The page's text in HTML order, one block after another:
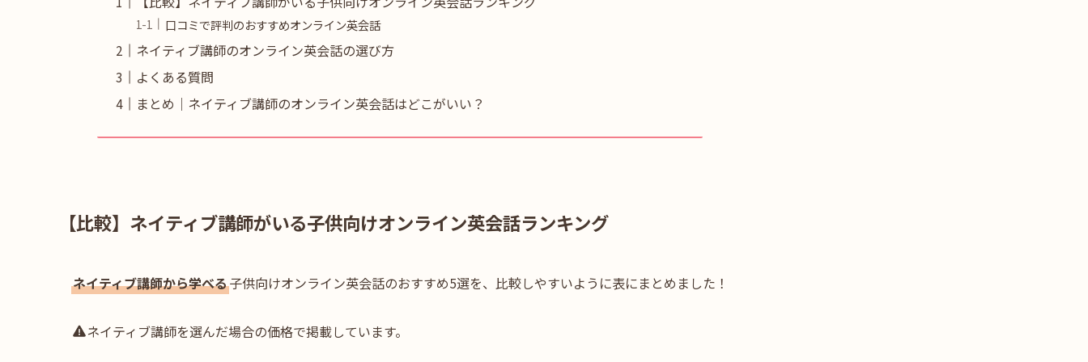
口コミで評判のおすすめオンライン英会話
ネイティブ講師のオンライン英会話の選び方
よくある質問
まとめ｜ネイティブ講師のオンライン英会話はどこがいい？
【比較】ネイティブ講師がいる子供向けオンライン英会話ランキング
ネイティブ講師から学べる子供向けオンライン英会話のおすすめ5選を、比較しやすいように表にまとめました！
ネイティブ講師を選んだ場合の価格で掲載しています。